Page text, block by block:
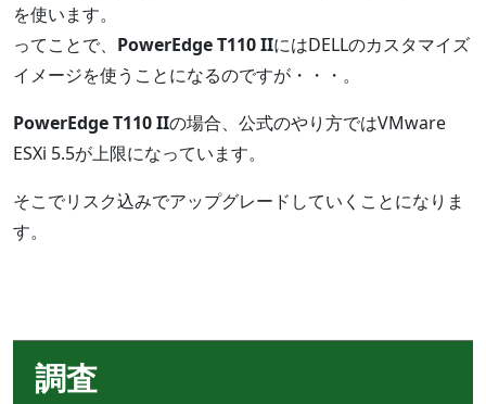
を使います。
ってことで、 PowerEdge T110 IIにはDELLのカスタマイズ
イメージを使うことになるのですが・・・。
PowerEdge T110 IIの場合、公式のやり方ではVMware
ESXi 5.5が上限になっています。
そこでリスク込みでアップグレードしていくことになりま
す。
調査